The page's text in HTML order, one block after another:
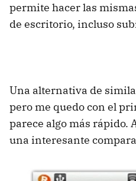
permite hacer las
de escritorio, incluso
Una alternativa de
pero me quedo con el
parece algo más rápido.
una interesante